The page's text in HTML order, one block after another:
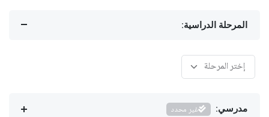
المرحلة الدراسية:
مدرسي: غير محدد